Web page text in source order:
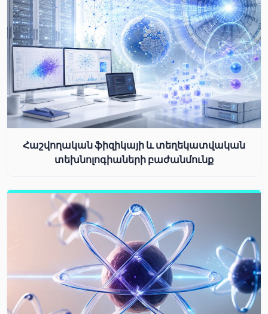
Հաշվողական ֆիզիկայի և տեղեկատվական
տեխնոլոգիաների բաժանմունք